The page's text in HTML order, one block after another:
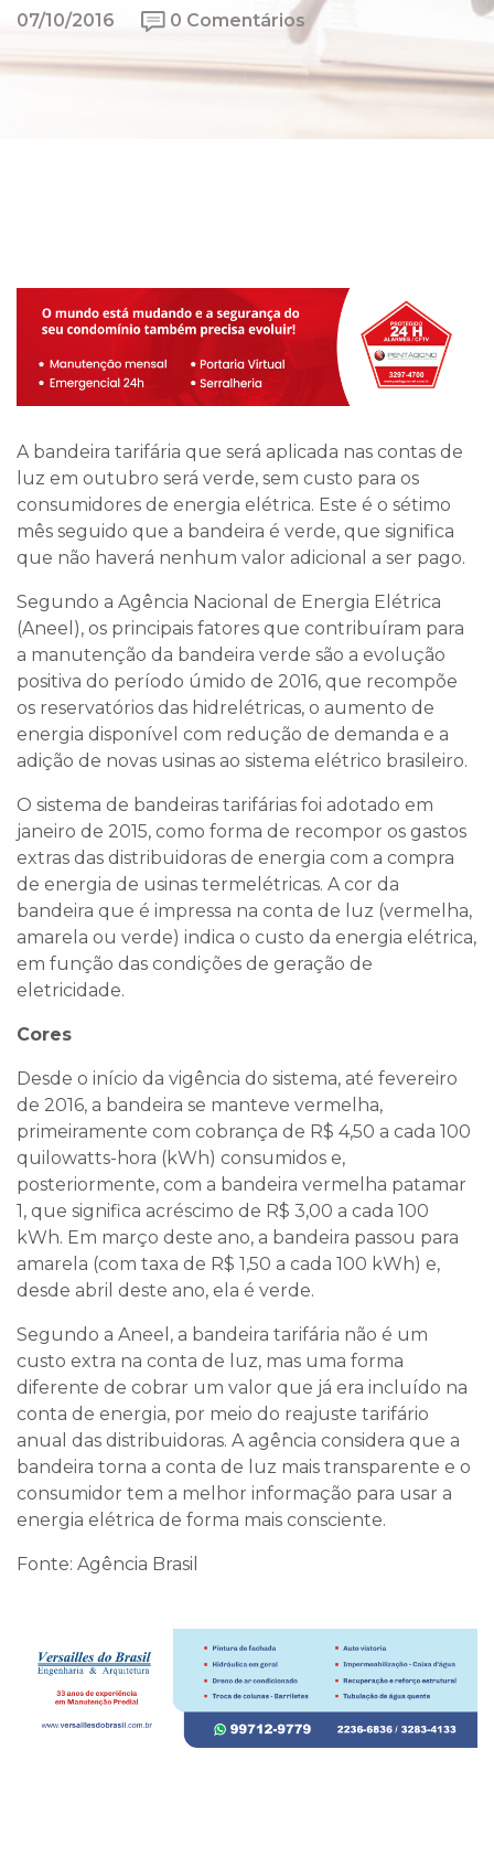
07/10/2016 0 Comentários
A bandeira tarifária que será aplicada nas contas de
luz em outubro será verde, sem custo para os
consumidores de energia elétrica. Este é o sétimo
mês seguido que a bandeira é verde, que significa
que não haverá nenhum valor adicional a ser pago.
Segundo a Agência Nacional de Energia Elétrica
(Aneel), os principais fatores que contribuíram para
a manutenção da bandeira verde são a evolução
positiva do período úmido de 2016, que recompõe
os reservatórios das hidrelétricas, o aumento de
energia disponível com redução de demanda e a
adição de novas usinas ao sistema elétrico brasileiro.
O sistema de bandeiras tarifárias foi adotado em
janeiro de 2015, como forma de recompor os gastos
extras das distribuidoras de energia com a compra
de energia de usinas termelétricas. A cor da
bandeira que é impressa na conta de luz (vermelha,
amarela ou verde) indica o custo da energia elétrica,
em função das condições de geração de
eletricidade.
Cores
Desde o início da vigência do sistema, até fevereiro
de 2016, a bandeira se manteve vermelha,
primeiramente com cobrança de R$ 4,50 a cada 100
quilowatts-hora (kWh) consumidos e,
posteriormente, com a bandeira vermelha patamar
1, que significa acréscimo de R$ 3,00 a cada 100
kWh. Em março deste ano, a bandeira passou para
amarela (com taxa de R$ 1,50 a cada 100 kWh) e,
desde abril deste ano, ela é verde.
Segundo a Aneel, a bandeira tarifária não é um
custo extra na conta de luz, mas uma forma
diferente de cobrar um valor que já era incluído na
conta de energia, por meio do reajuste tarifário
anual das distribuidoras. A agência considera que a
bandeira torna a conta de luz mais transparente e o
consumidor tem a melhor informação para usar a
energia elétrica de forma mais consciente.
Fonte: Agência Brasil